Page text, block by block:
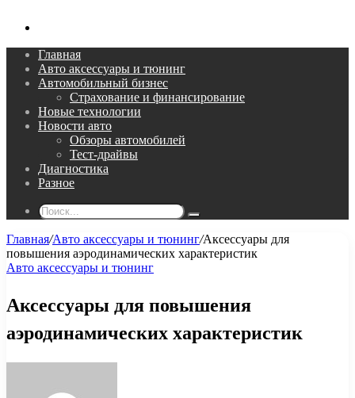
Главная
Авто аксессуары и тюнинг
Автомобильный бизнес
Страхование и финансирование
Новые технологии
Новости авто
Обзоры автомобилей
Тест-драйвы
Диагностика
Разное
Поиск...
Главная/Авто аксессуары и тюнинг/Аксессуары для
повышения аэродинамических характеристик
Авто аксессуары и тюнинг
Аксессуары для повышения
аэродинамических характеристик